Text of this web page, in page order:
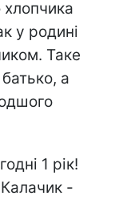
у родині
Таке
а
1 рік!
-